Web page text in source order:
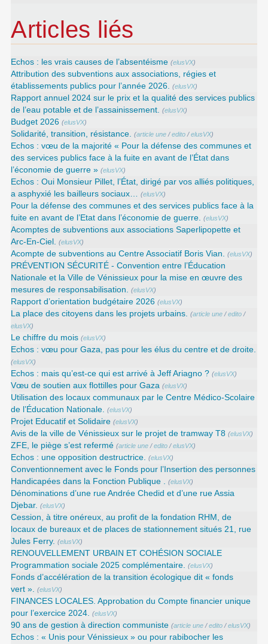
Articles liés
Echos : les vrais causes de l’absentéisme (elusVX)
Attribution des subventions aux associations, régies et
établissements publics pour l’année 2026. (elusVX)
Rapport annuel 2024 sur le prix et la qualité des services publics
de l’eau potable et de l’assainissement. (elusVX)
Budget 2026 (elusVX)
Solidarité, transition, résistance. (article une /edito /elusVX)
Echos : vœu de la majorité « Pour la défense des communes et
des services publics face à la fuite en avant de l’État dans
l’économie de guerre » (elusVX)
Echos : Oui Monsieur Pillet, l’État, dirigé par vos alliés politiques,
a asphyxié les bailleurs sociaux… (elusVX)
Pour la défense des communes et des services publics face à la
fuite en avant de l’Etat dans l’économie de guerre. (elusVX)
Acomptes de subventions aux associations Saperlipopette et
Arc-En-Ciel. (elusVX)
Acompte de subventions au Centre Associatif Boris Vian. (elusVX)
PRÉVENTION SÉCURITÉ - Convention entre l’Éducation
Nationale et la Ville de Vénissieux pour la mise en œuvre des
mesures de responsabilisation. (elusVX)
Rapport d’orientation budgétaire 2026 (elusVX)
La place des citoyens dans les projets urbains. (article une /edito /
elusVX)
Le chiffre du mois (elusVX)
Echos : vœu pour Gaza, pas pour les élus du centre et de droite.
(elusVX)
Echos : mais qu’est-ce qui est arrivé à Jeff Ariagno ? (elusVX)
Vœu de soutien aux flottilles pour Gaza (elusVX)
Utilisation des locaux communaux par le Centre Médico-Scolaire
de l’Éducation Nationale. (elusVX)
Projet Educatif et Solidaire (elusVX)
Avis de la ville de Vénissieux sur le projet de tramway T8 (elusVX)
ZFE, le piège s’est refermé (article une /edito /elusVX)
Echos : une opposition destructrice. (elusVX)
Conventionnement avec le Fonds pour l’Insertion des personnes
Handicapées dans la Fonction Publique . (elusVX)
Dénominations d’une rue Andrée Chedid et d’une rue Assia
Djebar. (elusVX)
Cession, à titre onéreux, au profit de la fondation RHM, de
locaux de bureaux et de places de stationnement situés 21, rue
Jules Ferry. (elusVX)
RENOUVELLEMENT URBAIN ET COHÉSION SOCIALE
Programmation sociale 2025 complémentaire. (elusVX)
Fonds d’accélération de la transition écologique dit « fonds
vert ». (elusVX)
FINANCES LOCALES. Approbation du Compte financier unique
pour l’exercice 2024. (elusVX)
90 ans de gestion à direction communiste (article une /edito /elusVX)
Echos : « Unis pour Vénissieux » ou pour rabibocher les